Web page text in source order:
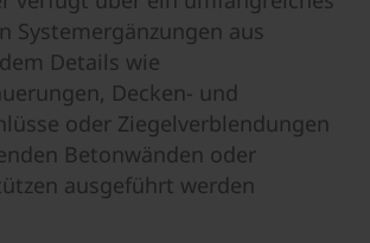
Systemergänzungen aus
Details wie
Decken- und
oder Ziegelverblendungen
Betonwänden oder
ausgeführt werden